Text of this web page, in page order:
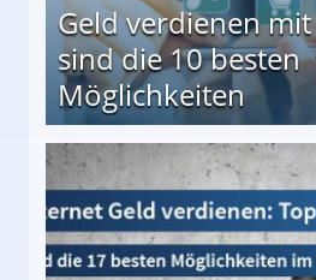
Geld verdienen
sind die 10 besten
Möglichkeiten
besten Möglichkeiten